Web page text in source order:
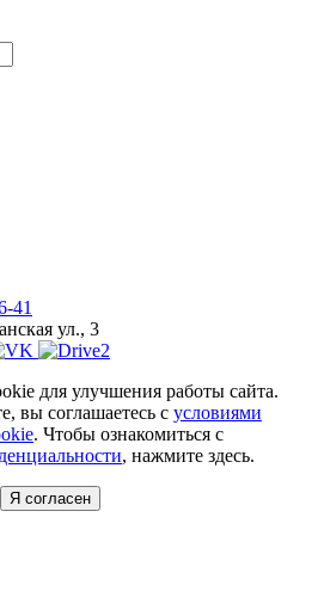
41
ул., 3
для улучшения работы сайта.
вы соглашаетесь с условиями
. Чтобы ознакомиться с
, нажмите здесь.
Я согласен